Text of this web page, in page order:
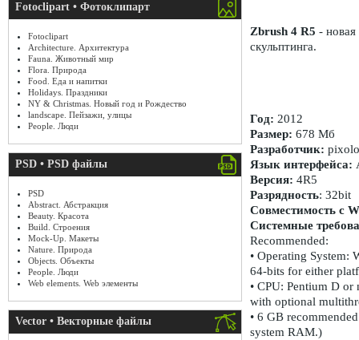
Fotoclipart • Фотоклипарт
Fotoclipart
Architecture. Архитектура
Fauna. Животный мир
Flora. Природа
Food. Еда и напитки
Holidays. Праздники
NY & Christmas. Новый год и Рождество
landscape. Пейзажи, улицы
People. Люди
PSD • PSD файлы
PSD
Abstract. Абстракция
Beauty. Красота
Build. Строения
Mock-Up. Макеты
Nature. Природа
Objects. Объекты
People. Люди
Web elements. Web элементы
Vector • Векторные файлы
Zbrush 4 R5 -
скульптинга.
Год: 2012
Размер: 678 Мб
Разработчик:
Язык интерфейса:
Версия: 4R5
Разрядность: 32bit
Совместимость с
Системные
Recommended:
• Operating System:
64-bits for either
• CPU: Pentium D
with optional
• 6 GB
system RAM.)